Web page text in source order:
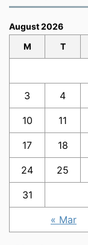
August 2026
M
T
« Mar
3 4
10 11
17 18
24 25
31